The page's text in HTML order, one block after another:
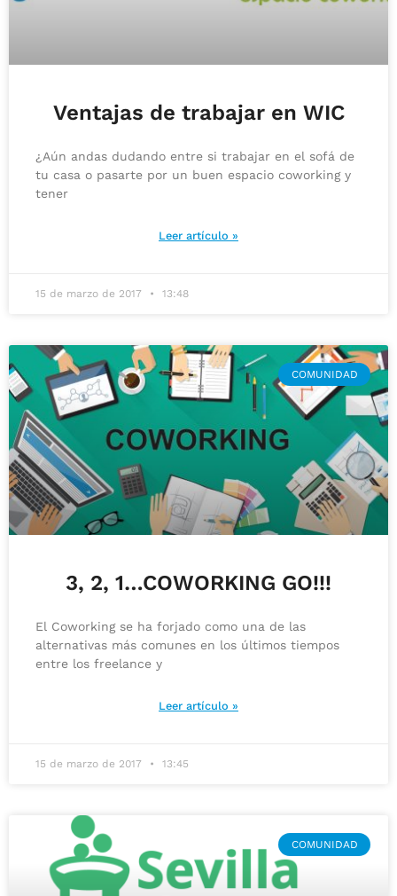
Ventajas de trabajar en WIC
¿Aún andas dudando entre si trabajar en el sofá de
tu casa o pasarte por un buen espacio coworking y
tener
Leer artículo »
15 de marzo de 2017 13:48
COMUNIDAD
3, 2, 1…COWORKING GO!!!
El Coworking se ha forjado como una de las
alternativas más comunes en los últimos tiempos
entre los freelance y
Leer artículo »
15 de marzo de 2017 13:45
COMUNIDAD